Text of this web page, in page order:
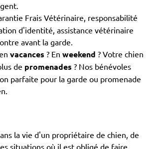
Frais Vétérinaire, responsabilité
d'identité, assistance vétérinaire
avant la garde.
vacances ? En weekend ? Votre chien
de promenades ? Nos bénévoles
parfaite pour la garde ou promenade
la vie d'un propriétaire de chien, de
situations où il est obligé de faire